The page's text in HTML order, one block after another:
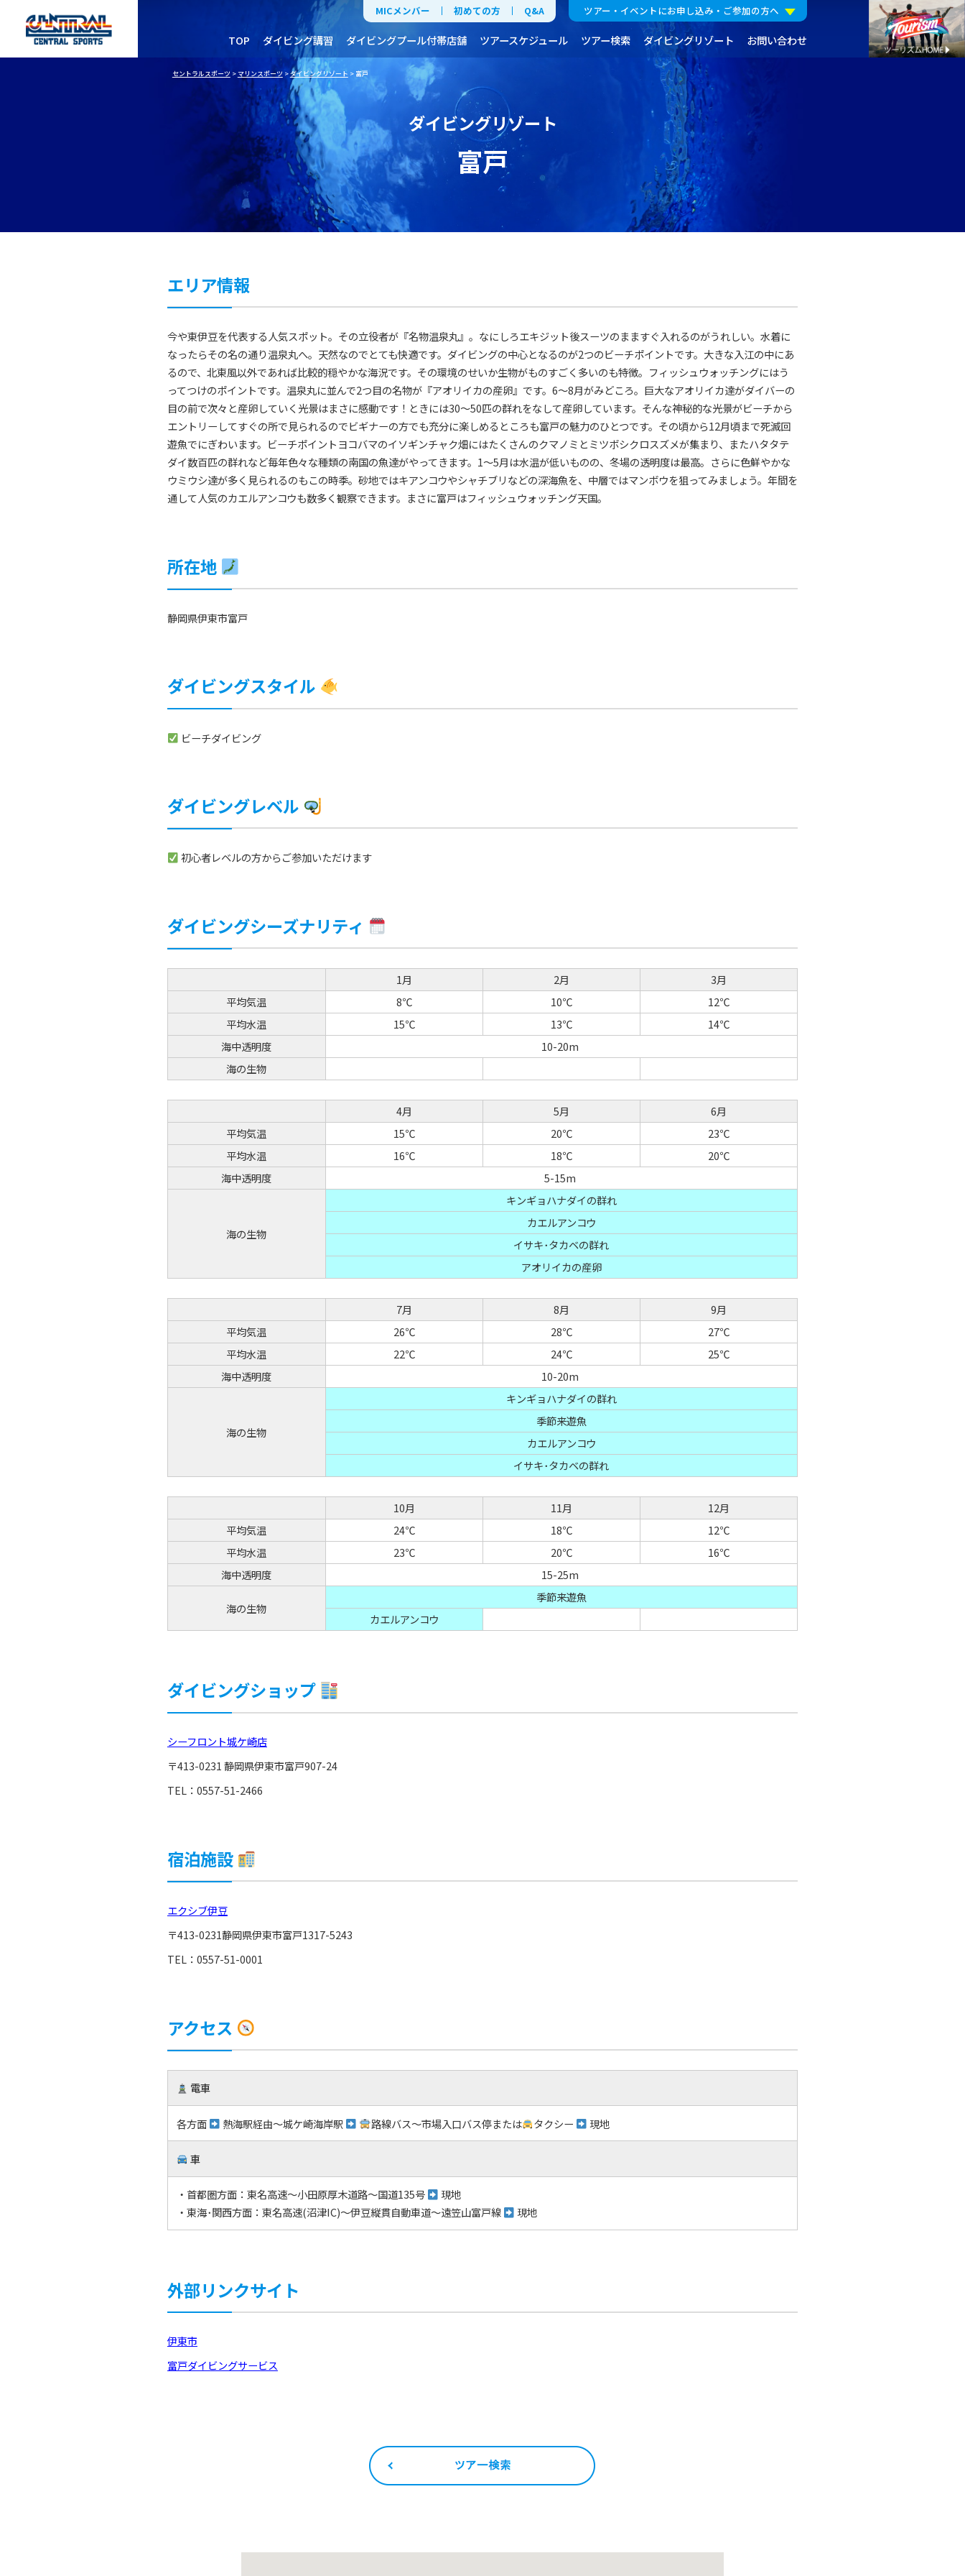
MICメンバー 初めての方 Q&A ツアー・イベントにお申し込み・ご参加の方へ
TOP ダイビング講習 ダイビングプール付帯店舗 ツアースケジュール ツアー検索 ダイビングリゾート お問い合わせ
セントラルスポーツ >マリンスポーツ >ダイビングリゾート > 富戸
ダイビングリゾート
富戸
エリア情報
今や東伊豆を代表する人気スポット。その立役者が『名物温泉丸』。なにしろエキジット後スーツのまますぐ入れるのがうれしい。水着に
なったらその名の通り温泉丸へ。天然なのでとても快適です。ダイビングの中心となるのが2つのビーチポイントです。大きな入江の中にあ
るので、北東風以外であれば比較的穏やかな海況です。その環境のせいか生物がものすごく多いのも特徴。フィッシュウォッチングにはう
ってつけのポイントです。温泉丸に並んで2つ目の名物が『アオリイカの産卵』です。6〜8月がみどころ。巨大なアオリイカ達がダイバーの
目の前で次々と産卵していく光景はまさに感動です！ときには30〜50匹の群れをなして産卵しています。そんな神秘的な光景がビーチから
エントリーしてすぐの所で見られるのでビギナーの方でも充分に楽しめるところも富戸の魅力のひとつです。その頃から12月頃まで死滅回
遊魚でにぎわいます。ビーチポイントヨコバマのイソギンチャク畑にはたくさんのクマノミとミツボシクロスズメが集まり、またハタタテ
ダイ数百匹の群れなど毎年色々な種類の南国の魚達がやってきます。1〜5月は水温が低いものの、冬場の透明度は最高。さらに色鮮やかな
ウミウシ達が多く見られるのもこの時季。砂地ではキアンコウやシャチブリなどの深海魚を、中層ではマンボウを狙ってみましょう。年間を
通して人気のカエルアンコウも数多く観察できます。まさに富戸はフィッシュウォッチング天国。
所在地
静岡県伊東市富戸
ダイビングスタイル
ビーチダイビング
ダイビングレベル
初心者レベルの方からご参加いただけます
ダイビングシーズナリティ
1月 2月
3月
平均気温
8℃ 10℃
12℃
平均水温
15℃ 13℃
14℃
海中透明度
10-20m
海の生物
4月 5月
6月
平均気温
15℃ 20℃
23℃
平均水温
16℃ 18℃
20℃
海中透明度
5-15m
海の生物
キンギョハナダイの群れ
カエルアンコウ
イサキ･タカベの群れ
アオリイカの産卵
7月 8月
9月
平均気温
26℃ 28℃
27℃
平均水温
22℃ 24℃
25℃
海中透明度
10-20m
海の生物
キンギョハナダイの群れ
季節来遊魚
カエルアンコウ
イサキ･タカベの群れ
10月 11月
12月
平均気温
24℃ 18℃
12℃
平均水温
23℃ 20℃
16℃
海中透明度
15-25m
海の生物
季節来遊魚
カエルアンコウ
ダイビングショップ
シーフロント城ケ崎店
〒413-0231 静岡県伊東市富戸907-24
TEL： 0557-51-2466
宿泊施設
エクシブ伊豆
〒413-0231静岡県伊東市富戸1317-5243
TEL： 0557-51-0001
アクセス
電車
各方面 熱海駅経由～城ケ崎海岸駅 路線バス～市場入口バス停または タクシー 現地
車
・首都圏方面：東名高速～小田原厚木道路～国道135号
現地
・東海･関西方面：東名高速(沼津IC)～伊豆縦貫自動車道～遠笠山富戸線
現地
外部リンクサイト
伊東市
富戸ダイビングサービス